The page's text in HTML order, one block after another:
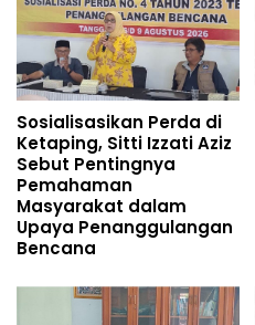
Sosialisasikan Perda di
Ketaping, Sitti Izzati Aziz
Sebut Pentingnya
Pemahaman
Masyarakat dalam
Upaya Penanggulangan
Bencana